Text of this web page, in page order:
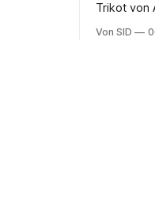
Trikot von
Von SID